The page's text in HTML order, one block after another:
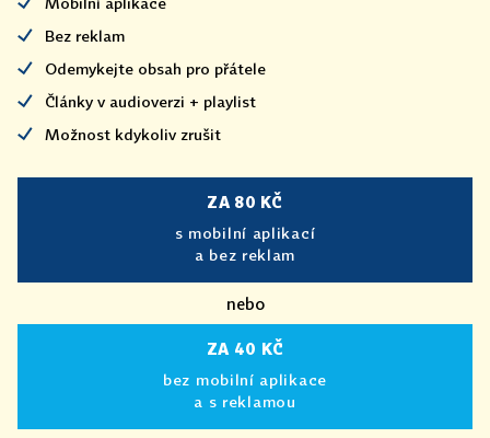
Bez reklam
Odemykejte obsah pro přátele
Články v audioverzi + playlist
Možnost kdykoliv zrušit
ZA 80 KČ
s mobilní aplikací
a bez reklam
nebo
ZA 40 KČ
bez mobilní aplikace
a s reklamou